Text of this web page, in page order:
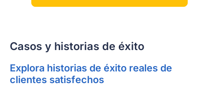
Casos y historias de éxito
Explora historias de éxito reales de
clientes satisfechos